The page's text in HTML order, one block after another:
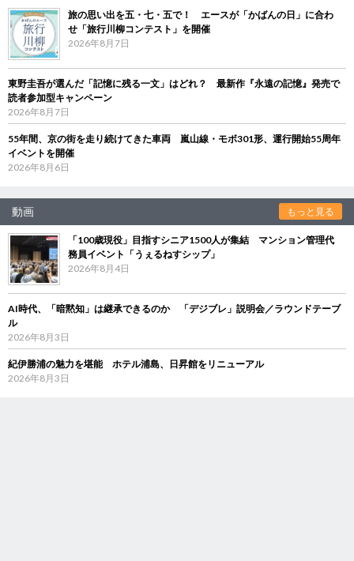
旅の思い出を五・七・五で！ エースが「かばんの日」に合わ
せ「旅行川柳コンテスト」を開催
2026年8月7日
東野圭吾が選んだ「記憶に残る一文」はどれ？ 最新作『永遠の記憶』発売で
読者参加型キャンペーン
2026年8月7日
55年間、京の街を走り続けてきた車両 嵐山線・モボ301形、運行開始55周年
イベントを開催
2026年8月6日
動画 もっと見る
「100歳現役」目指すシニア1500人が集結 マンション管理代
務員イベント「うぇるねすシップ」
2026年8月4日
AI時代、「暗黙知」は継承できるのか 「デジブレ」説明会／ラウンドテーブ
ル
2026年8月3日
紀伊勝浦の魅力を堪能 ホテル浦島、日昇館をリニューアル
2026年8月3日